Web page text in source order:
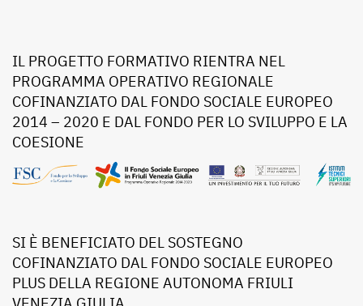
IL PROGETTO FORMATIVO RIENTRA NEL
PROGRAMMA OPERATIVO REGIONALE
COFINANZIATO DAL FONDO SOCIALE EUROPEO
2014 – 2020 E DAL FONDO PER LO SVILUPPO E LA
COESIONE
SI È BENEFICIATO DEL SOSTEGNO
COFINANZIATO DAL FONDO SOCIALE EUROPEO
PLUS DELLA REGIONE AUTONOMA FRIULI